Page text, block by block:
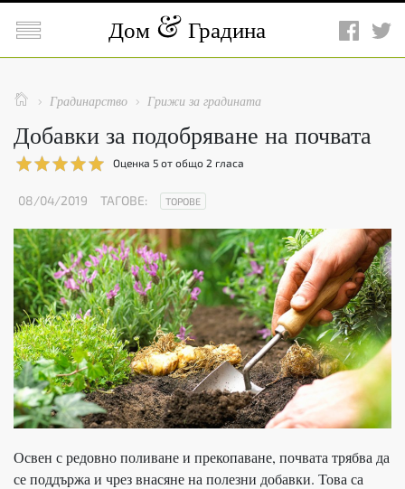
 Дом Градина
  Градинарство  Грижи за градината
Добавки за подобряване на почвата
Оценка 5 от общо 2 гласа
08/04/2019 ТАГОВЕ: ТОРОВЕ
Освен с редовно поливане и прекопаване, почвата трябва да
се поддържа и чрез внасяне на полезни добавки. Това са